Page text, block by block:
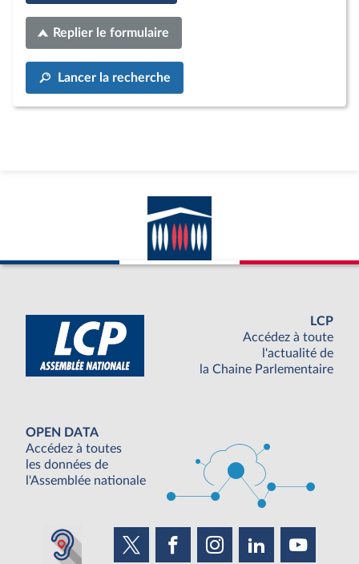
Replier le formulaire
Lancer la recherche
LCP
Accédez à toute
l'actualité de
la Chaine Parlementaire
OPEN DATA
Accédez à toutes
les données de
l'Assemblée nationale